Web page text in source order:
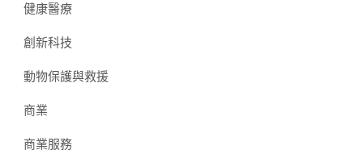
健康醫療
創新科技
動物保護與救援
商業
商業服務